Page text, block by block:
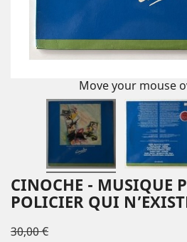
Move your mouse
CINOCHE - MUSIQUE
POLICIER QUI
30,00 €